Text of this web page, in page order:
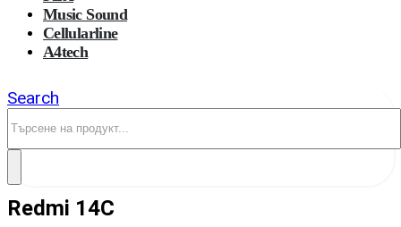
Music Sound
Cellularline
A4tech
Search
Redmi 14C